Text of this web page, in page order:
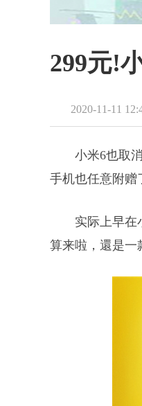
299元!
2020-11-11
小米6也取
手机也任意附赠
实际上早在
算来啦，還是一